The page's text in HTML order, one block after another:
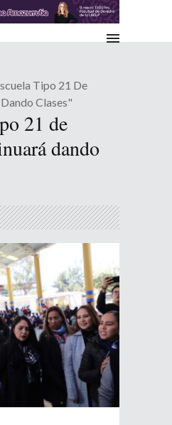
Tipo 21 De
Clases"
21 de
dando